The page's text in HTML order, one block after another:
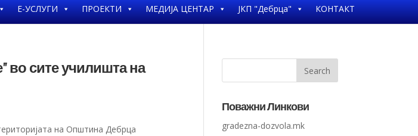
Е-УСЛУГИ ПРОЕКТИ МЕДИЈА ЦЕНТАР ЈКП "Дебрца" КОНТАКТ
во сите училишта на
Поважни Линкови
gradezna-dozvola.mk